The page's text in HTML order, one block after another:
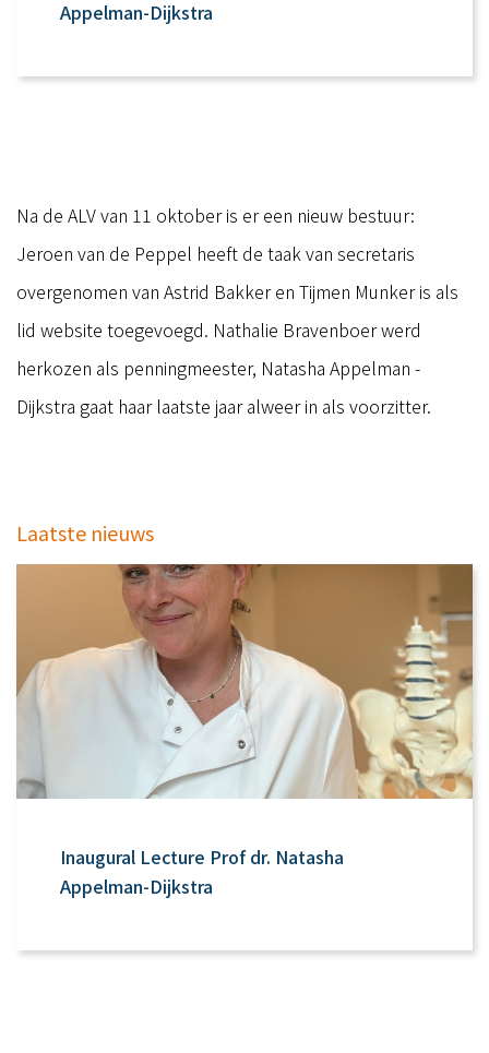
Appelman-Dijkstra
Na de ALV van 11 oktober is er een nieuw bestuur:
Jeroen van de Peppel heeft de taak van secretaris
overgenomen van Astrid Bakker en Tijmen Munker is als
lid website toegevoegd. Nathalie Bravenboer werd
herkozen als penningmeester, Natasha Appelman -
Dijkstra gaat haar laatste jaar alweer in als voorzitter.
Laatste nieuws
Inaugural Lecture Prof dr. Natasha
Appelman-Dijkstra